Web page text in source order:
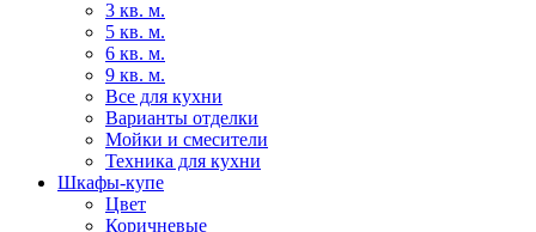
3 кв. м.
5 кв. м.
6 кв. м.
9 кв. м.
Все для кухни
Варианты отделки
Мойки и смесители
Техника для кухни
Шкафы-купе
Цвет
Коричневые